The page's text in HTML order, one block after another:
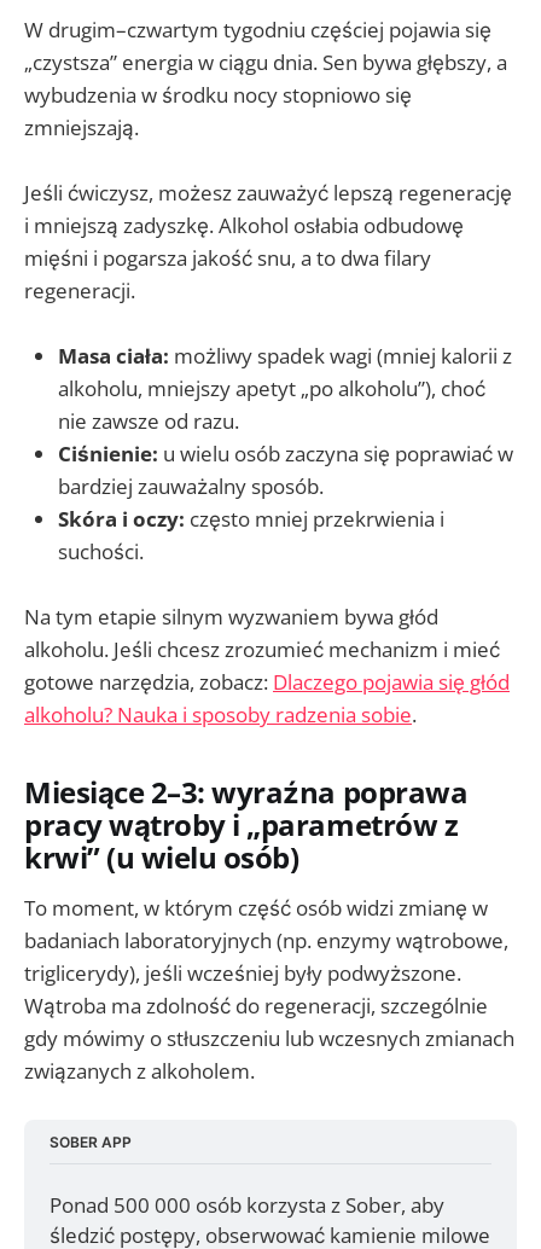
W drugim–czwartym tygodniu częściej pojawia się
„czystsza” energia w ciągu dnia. Sen bywa głębszy, a
wybudzenia w środku nocy stopniowo się
zmniejszają.
Jeśli ćwiczysz, możesz zauważyć lepszą regenerację
i mniejszą zadyszkę. Alkohol osłabia odbudowę
mięśni i pogarsza jakość snu, a to dwa filary
regeneracji.
Masa ciała: możliwy spadek wagi (mniej kalorii z
alkoholu, mniejszy apetyt „po alkoholu”), choć
nie zawsze od razu.
Ciśnienie: u wielu osób zaczyna się poprawiać w
bardziej zauważalny sposób.
Skóra i oczy: często mniej przekrwienia i
suchości.
Na tym etapie silnym wyzwaniem bywa głód
alkoholu. Jeśli chcesz zrozumieć mechanizm i mieć
gotowe narzędzia, zobacz: Dlaczego pojawia się głód
alkoholu? Nauka i sposoby radzenia sobie.
Miesiące 2–3: wyraźna poprawa
pracy wątroby i „parametrów z
krwi” (u wielu osób)
To moment, w którym część osób widzi zmianę w
badaniach laboratoryjnych (np. enzymy wątrobowe,
triglicerydy), jeśli wcześniej były podwyższone.
Wątroba ma zdolność do regeneracji, szczególnie
gdy mówimy o stłuszczeniu lub wczesnych zmianach
związanych z alkoholem.
SOBER APP
Ponad 500 000 osób korzysta z Sober, aby
śledzić postępy, obserwować kamienie milowe